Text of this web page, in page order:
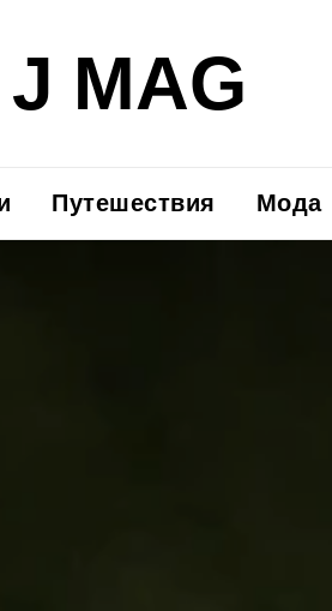
J MAG
Путешествия Мода